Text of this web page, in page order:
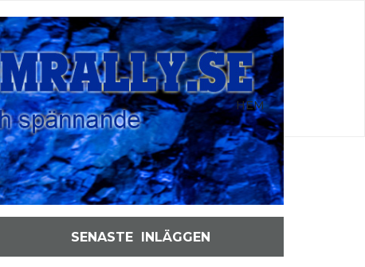
HEM
SENASTE INLÄGGEN